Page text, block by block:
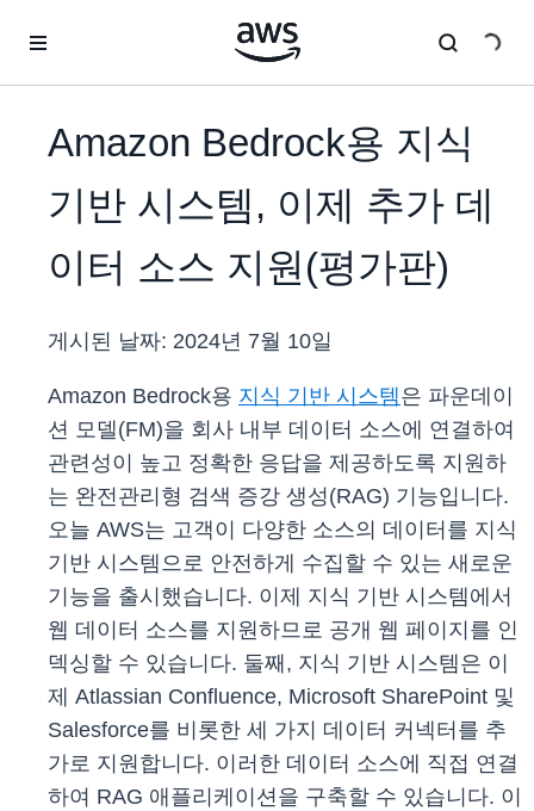
Amazon Bedrock용 지식
기반 시스템, 이제 추가 데
이터 소스 지원(평가판)
게시된 날짜: 2024년 7월 10일
Amazon Bedrock용 지식 기반 시스템은 파운데이
션 모델(FM)을 회사 내부 데이터 소스에 연결하여
관련성이 높고 정확한 응답을 제공하도록 지원하
는 완전관리형 검색 증강 생성(RAG) 기능입니다.
오늘 AWS는 고객이 다양한 소스의 데이터를 지식
기반 시스템으로 안전하게 수집할 수 있는 새로운
기능을 출시했습니다. 이제 지식 기반 시스템에서
웹 데이터 소스를 지원하므로 공개 웹 페이지를 인
덱싱할 수 있습니다. 둘째, 지식 기반 시스템은 이
제 Atlassian Confluence, Microsoft SharePoint 및
Salesforce를 비롯한 세 가지 데이터 커넥터를 추
가로 지원합니다. 이러한 데이터 소스에 직접 연결
하여 RAG 애플리케이션을 구축할 수 있습니다. 이